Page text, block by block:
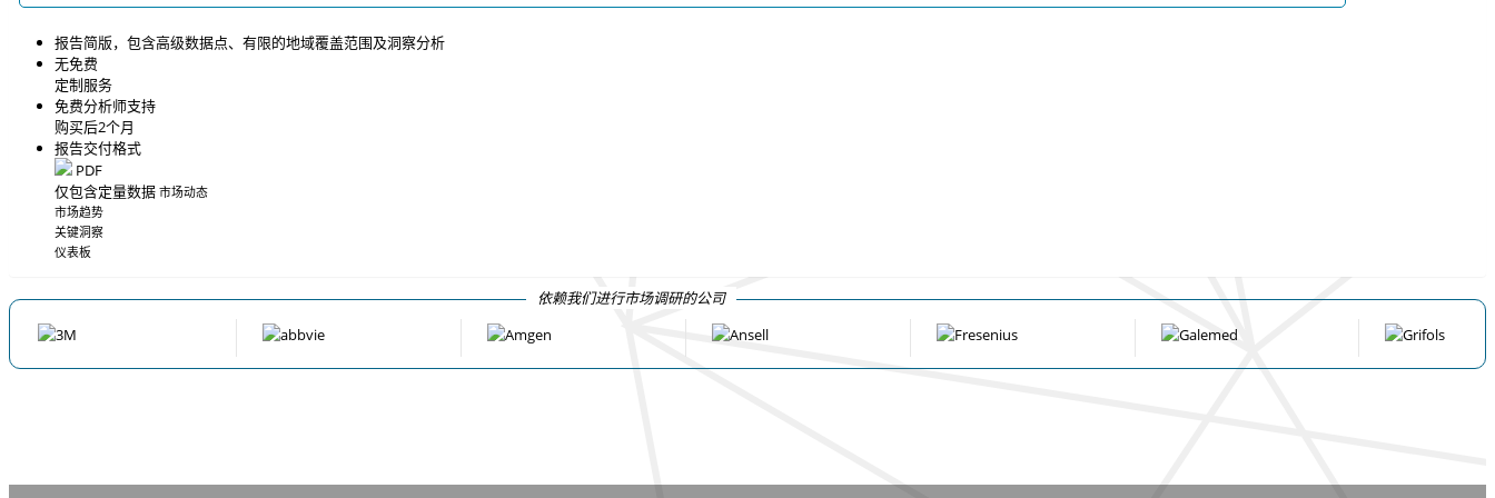
报告简版，包含高级数据点、有限的地域覆盖范围及洞察分析
无免费
定制服务
免费分析师支持
购买后2个月
报告交付格式
PDF
仅包含定量数据 市场动态
市场趋势
关键洞察
仪表板
依赖我们进行市场调研的公司